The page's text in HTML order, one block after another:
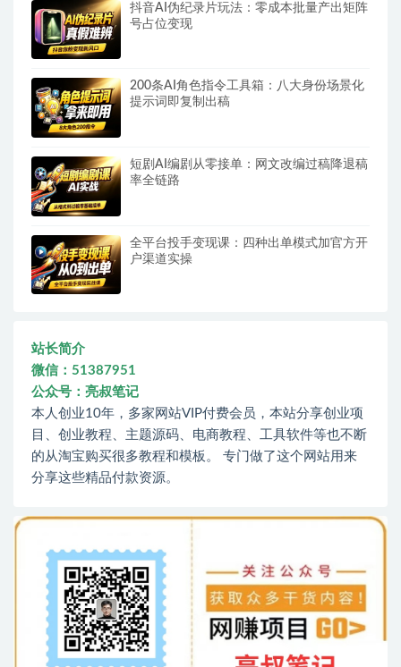
抖音AI伪纪录片玩法：零成本批量产出矩阵
号占位变现
200条AI角色指令工具箱：八大身份场景化
提示词即复制出稿
短剧AI编剧从零接单：网文改编过稿降退稿
率全链路
全平台投手变现课：四种出单模式加官方开
户渠道实操
站长简介
微信：51387951
公众号：亮叔笔记
本人创业10年，多家网站VIP付费会员，本站分享创业项
目、创业教程、主题源码、电商教程、工具软件等也不断
的从淘宝购买很多教程和模板。 专门做了这个网站用来
分享这些精品付款资源。